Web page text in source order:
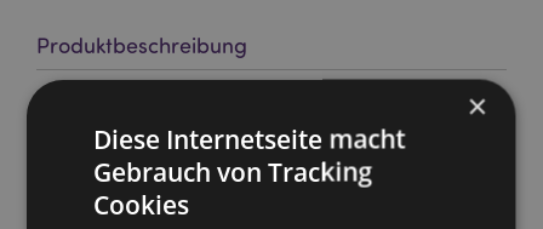
Produktbeschreibung
Material: 100% reines Natürliches ätherisches Öl
Marke:Goloka
Verpackung:10ml Flasche
×
Diese Internetseite macht
Gebrauch von Tracking
Cookies